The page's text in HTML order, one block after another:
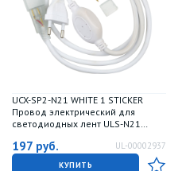
UCX-SP2-N21 WHITE 1 STICKER
Провод электрический для
светодиодных лент ULS-N21
Цвет белый. TM Uniel
197 руб. UL-00002937
КУПИТЬ